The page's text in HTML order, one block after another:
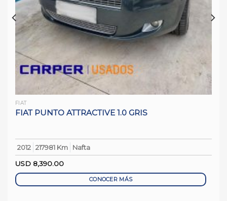
FIAT
FIAT PUNTO ATTRACTIVE 1.0 GRIS
2012 217981 Km
Nafta
USD 8,390.00
CONOCER MÁS